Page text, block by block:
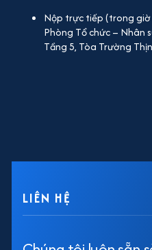
Nộp trực tiếp (trong giờ
Phòng Tổ chức – Nhân
Tầng 5, Tòa Trường
LIÊN HỆ